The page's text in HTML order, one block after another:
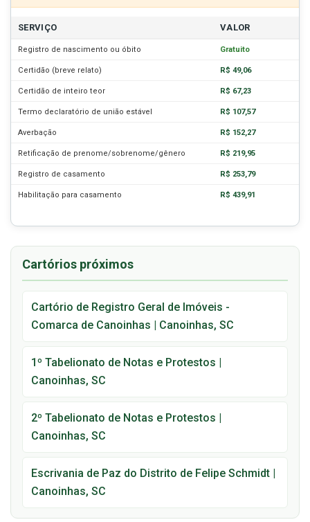
SERVIÇO VALOR
Registro de nascimento ou óbito Gratuito
Certidão (breve relato) R$ 49,06
Certidão de inteiro teor R$ 67,23
Termo declaratório de união estável R$ 107,57
Averbação R$ 152,27
Retificação de prenome/sobrenome/gênero R$ 219,95
Registro de casamento R$ 253,79
Habilitação para casamento R$ 439,91
Cartórios próximos
Cartório de Registro Geral de Imóveis -
Comarca de Canoinhas | Canoinhas, SC
1º Tabelionato de Notas e Protestos |
Canoinhas, SC
2º Tabelionato de Notas e Protestos |
Canoinhas, SC
Escrivania de Paz do Distrito de Felipe Schmidt |
Canoinhas, SC